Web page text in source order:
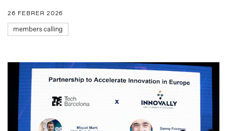
26 FEBRER 2026
members calling